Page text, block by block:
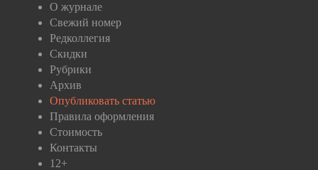
О журнале
Свежий номер
Редколлегия
Скидки
Рубрики
Архив
Опубликовать статью
Правила оформления
Стоимость
Контакты
12+